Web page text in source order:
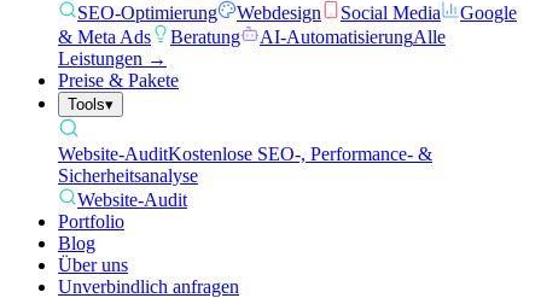
SEO-Optimierung
Webdesign Social Media
Google
& Meta Ads
Beratung AI-AutomatisierungAlle
Leistungen →
Preise & Pakete
Tools▾
Website-AuditKostenlose SEO-, Performance- &
Sicherheitsanalyse
Website-Audit
Portfolio
Blog
Über uns
Unverbindlich anfragen